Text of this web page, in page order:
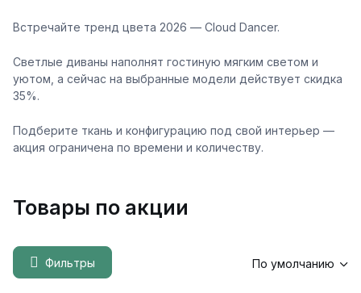
Встречайте тренд цвета 2026 — Cloud Dancer.
Светлые диваны наполнят гостиную мягким светом и
уютом, а сейчас на выбранные модели действует скидка
35%.
Подберите ткань и конфигурацию под свой интерьер —
акция ограничена по времени и количеству.
Товары по акции
Фильтры По умолчанию